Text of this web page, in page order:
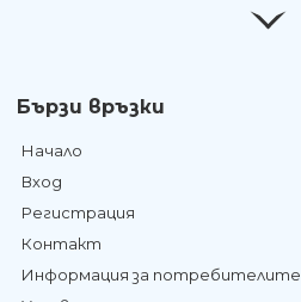
Бързи връзки
Начало
Вход
Регистрация
Контакт
Информация за потребителите